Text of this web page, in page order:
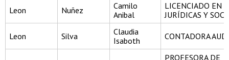
Leon Nuñez
Camilo
Anibal
LICENCIADO EN
JURÍDICAS Y
Leon Silva
Claudia
Isaboth
CONTADORA
PROFESORA DE